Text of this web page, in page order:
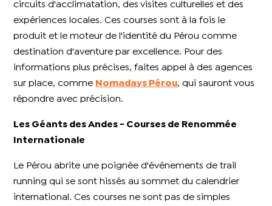
circuits d'acclimatation, des visites culturelles et des
expériences locales. Ces courses sont à la fois le
produit et le moteur de l'identité du Pérou comme
destination d'aventure par excellence. Pour des
informations plus précises, faites appel à des agences
sur place, comme Nomadays Pérou, qui sauront vous
répondre avec précision.
Les Géants des Andes - Courses de Renommée
Internationale
Le Pérou abrite une poignée d'événements de trail
running qui se sont hissés au sommet du calendrier
international. Ces courses ne sont pas de simples